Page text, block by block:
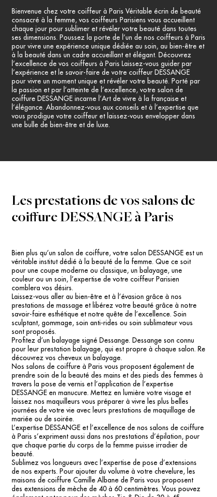
Bienvenue chez votre coiffeur à Paris Véritable écrin de beauté
consacré à la femme, vos coiffeurs Parisiens vous accueillent
chaque jour pour sublimer et révéler votre beauté dans toutes
ses dimensions. Poussez la porte de l’un de nos coiffeurs à Paris
pour vivre une expérience unique dédiée au soin, au bien-être et
à la beauté dans un cadre accueillant et élégant. Découvrez
l’excellence de vos coiffeurs à Paris Laissez-vous guider par
l’expérience et le savoir-faire de votre coiffeur DESSANGE
pour vivre un moment unique et révéler votre beauté. Porté par
la passion et par l’atteinte de l’excellence, votre salon de
coiffure DESSANGE incarne l’Art de vivre à la française et
l’élégance. Abandonnez-vous aux conseils et à l’expertise que
vous prodigue votre coiffeur et laissez-vous envelopper dans
une bulle de bien-être et de luxe.
Les prestations de vos salons de
coiffure DESSANGE à Paris
Bien plus qu’un salon de coiffure, votre salon DESSANGE est un
véritable institut dédié à la beauté de la femme. Que ce soit
pour une coupe moderne ou classique, un balayage, une
couleur ou un soin, l’expertise de votre coiffeur Parisien
comblera vos désirs.
Laissez-vous aller au bien-être et à l’évasion grâce à nos
prestations de massage et libérez votre beauté grâce à notre
savoir-faire esthétique et notre quête de l’excellence. Soin
sculptant, gommage, soin anti-rides ou soin sublimateur vous
sont proposés.
Profitez d’un balayage signé Dessange. Dessange son connu
pour leur prestation balayage, qui est propre à chaque salon. Re
découvrez vos cheveux un balayage.
Nos salons de coiffure à Paris vous proposent également de
prendre soin de la beauté des mains et des pieds des femmes à
travers la pose de vernis et l’application de l’expertise
DESSANGE en manucure. Mettez en lumière votre visage et
laissez nos maquilleurs vous préparer à vivre les plus belles
journées de votre vie avec leurs prestations de maquillage de
mariée ou de soirée.
L’expertise DESSANGE et l’excellence de nos salons de coiffure
à Paris s’expriment aussi dans nos prestations d’épilation, pour
que chaque partie du corps de la femme puisse irradier de
beauté.
Sublimez vos longueurs avec l’expertise de pose d’extensions
de nos experts. Pour ajouter du volume à votre chevelure, les
maisons de coiffure Camille Albane de Paris vous proposent
des extensions de mèche de 40 à 60 centimètres. Vous pouvez